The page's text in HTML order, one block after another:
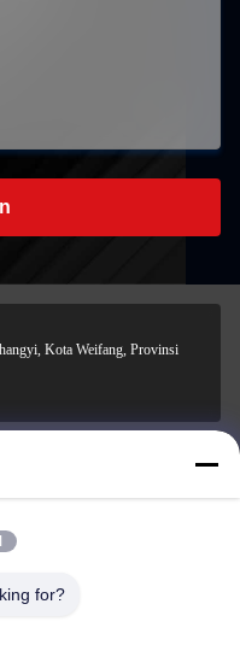
Kota Weifang, Provinsi
for?